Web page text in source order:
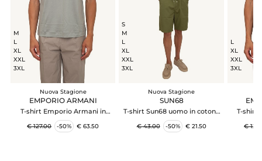
M
L
XL
XXL
3XL
Nuova Stagione
EMPORIO ARMANI
T-shirt Emporio Armani in
tessuto verde con logo
€ 127.00 -50% € 63.50
S
M
L
XL
XXL
3XL
Nuova Stagione
SUN68
T-shirt Sun68 uomo in cotone
beige
€ 43.00 -50% € 21.50
L
XL
XXL
3XL
T-shirt
€